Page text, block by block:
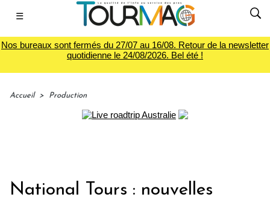
☰
Nos bureaux sont fermés du 27/07 au 16/08. Retour de la newsletter
quotidienne le 24/08/2026. Bel été !
Accueil > Production
National Tours : nouvelles